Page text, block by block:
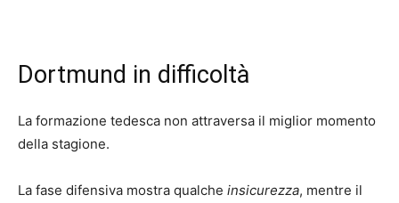
Dortmund in difficoltà
La formazione tedesca non attraversa il miglior momento
della stagione.
La fase difensiva mostra qualche insicurezza, mentre il